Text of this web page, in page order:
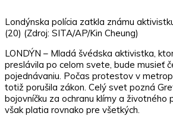
Londýnska polícia zatkla známu
(20) (Zdroj: SITA/AP/Kin Cheung)
LONDÝN – Mladá švédska aktivistka,
preslávila po celom svete, bude musieť
pojednávaniu. Počas protestov v
totiž porušila zákon. Celý svet pozná
bojovníčku za ochranu klímy a životného
však platia rovnako pre všetkých.